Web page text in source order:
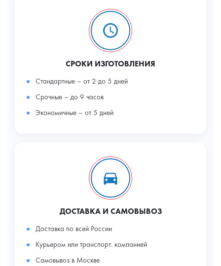
СРОКИ ИЗГОТОВЛЕНИЯ
Стандартные – от 2 до 5 дней
Срочные – до 9 часов
Экономичные – от 5 дней
ДОСТАВКА И САМОВЫВОЗ
Доставка по всей России
Курьером или транспорт. компанией
Самовывоз в Москве